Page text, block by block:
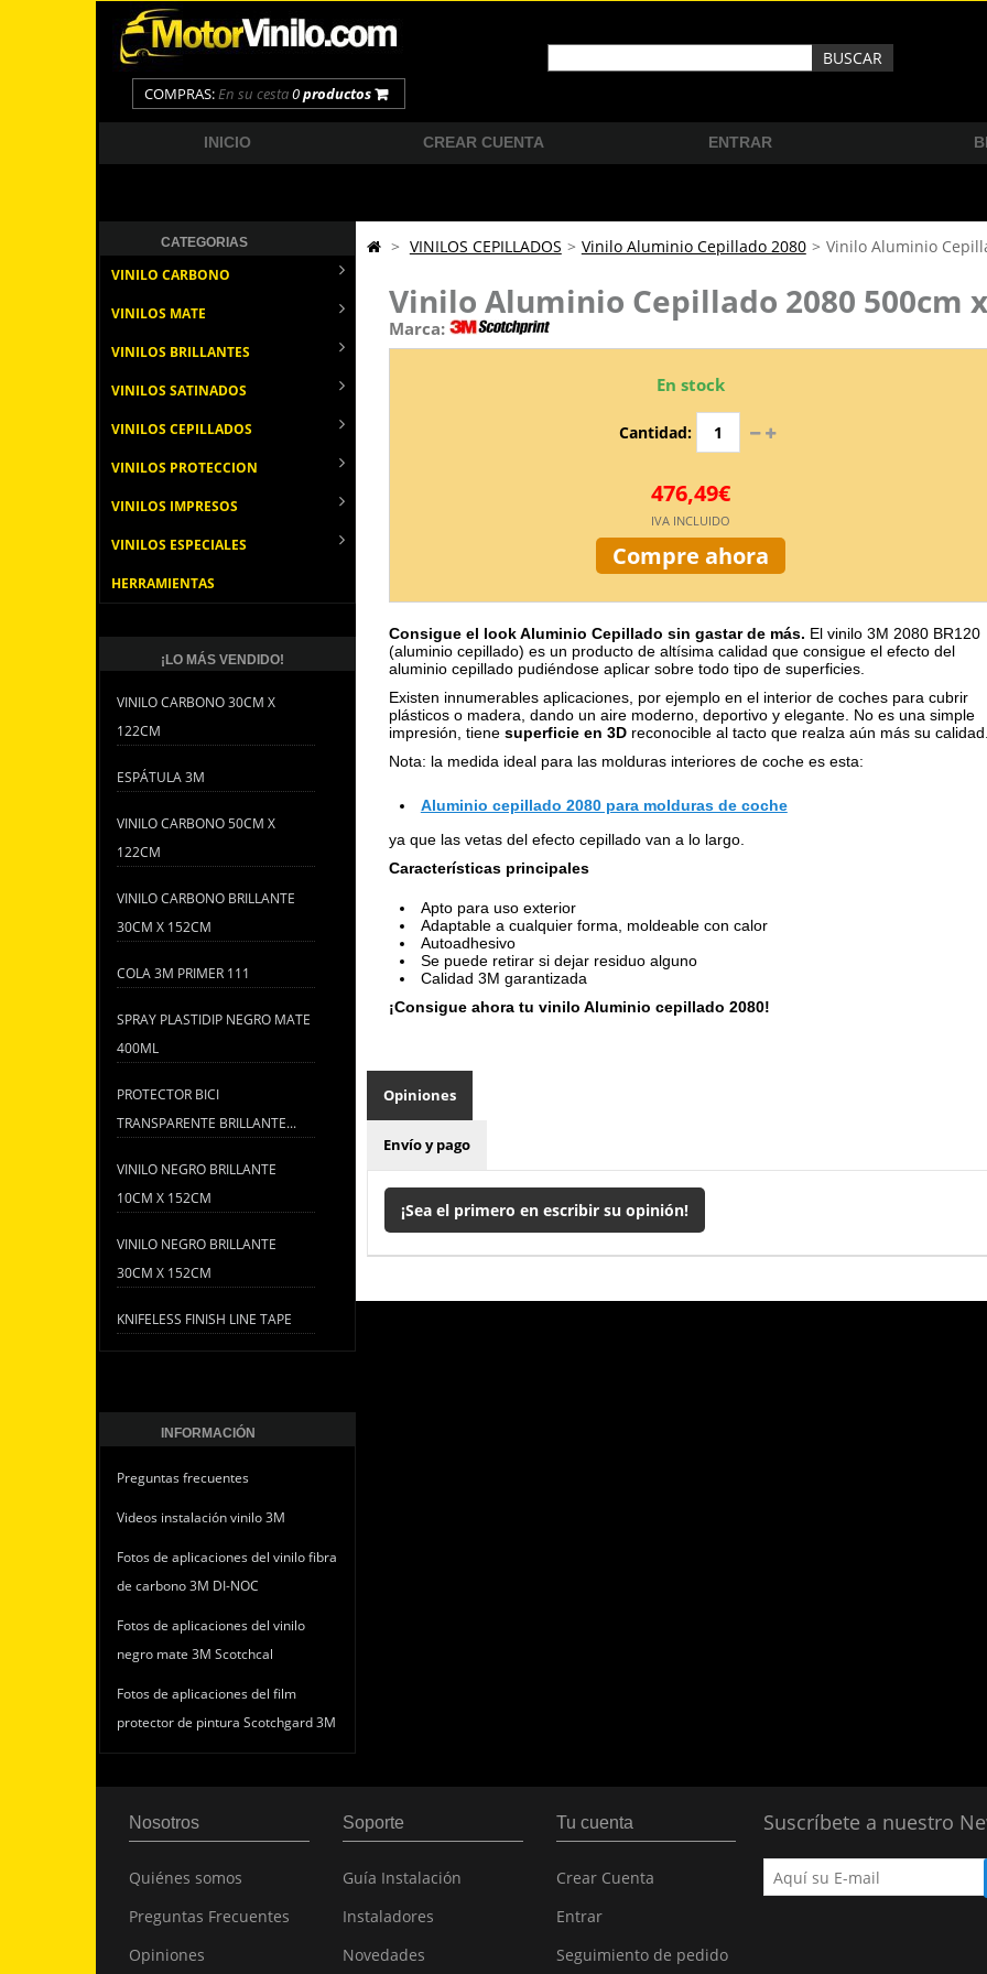
COMPRAS:En su cesta0productos
INICIO CREAR CUENTA ENTRAR
CATEGORIAS
VINILO CARBONO
VINILOS MATE
VINILOS BRILLANTES
VINILOS SATINADOS
VINILOS CEPILLADOS
VINILOS PROTECCION
VINILOS IMPRESOS
VINILOS ESPECIALES
HERRAMIENTAS
¡LO MÁS VENDIDO!
VINILO CARBONO 30CM X
122CM
ESPÁTULA 3M
VINILO CARBONO 50CM X
122CM
VINILO CARBONO BRILLANTE
30CM X 152CM
COLA 3M PRIMER 111
SPRAY PLASTIDIP NEGRO MATE
400ML
PROTECTOR BICI
TRANSPARENTE BRILLANTE...
VINILO NEGRO BRILLANTE
10CM X 152CM
VINILO NEGRO BRILLANTE
30CM X 152CM
KNIFELESS FINISH LINE TAPE
INFORMACIÓN
Preguntas frecuentes
Videos instalación vinilo 3M
Fotos de aplicaciones del vinilo fibra
de carbono 3M DI-NOC
Fotos de aplicaciones del vinilo
negro mate 3M Scotchcal
Fotos de aplicaciones del film
protector de pintura Scotchgard 3M
> VINILOS CEPILLADOS > Vinilo Aluminio Cepillado 2080 > Vinilo Aluminio
Vinilo Aluminio Cepillado 2080 500cm
Marca:
En stock
Cantidad:
476,49€
IVA INCLUIDO
Compre ahora
Consigue el look Aluminio Cepillado sin gastar de más. El vinilo 3M 2080 BR120
(aluminio cepillado) es un producto de altísima calidad que consigue el efecto del
aluminio cepillado pudiéndose aplicar sobre todo tipo de superficies.
Existen innumerables aplicaciones, por ejemplo en el interior de coches para cubrir
plásticos o madera, dando un aire moderno, deportivo y elegante. No es una simple
impresión, tiene superficie en 3Dreconocible al tacto que realza aún más su
Nota: la medida ideal para las molduras interiores de coche es esta:
Aluminio cepillado 2080 para molduras de coche
ya que las vetas del efecto cepillado van a lo largo.
Características principales
Apto para uso exterior
Adaptable a cualquier forma, moldeable con calor
Autoadhesivo
Se puede retirar si dejar residuo alguno
Calidad 3M garantizada
¡Consigue ahora tu vinilo Aluminio cepillado 2080!
Opiniones
Envío y pago
¡Sea el primero en escribir su opinión!
Nosotros
Quiénes somos
Preguntas Frecuentes
Opiniones
Soporte
Guía Instalación
Instaladores
Novedades
Tu cuenta
Crear Cuenta
Entrar
Seguimiento de pedido
Suscríbete a nuestro